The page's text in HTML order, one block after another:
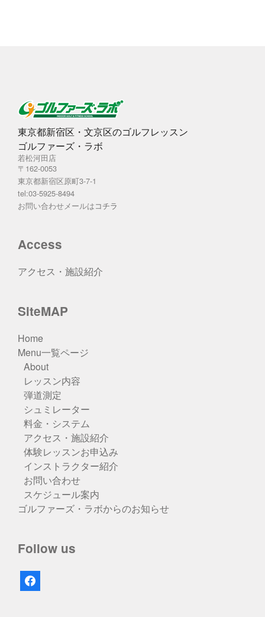
東京都新宿区・文京区のゴルフレッスン
ゴルファーズ・ラボ
若松河田店
〒162-0053
東京都新宿区原町3-7-1
tel:03-5925-8494
お問い合わせメールはコチラ
Access
アクセス・施設紹介
SiteMAP
Home
Menu一覧ページ
About
レッスン内容
弾道測定
シュミレーター
料金・システム
アクセス・施設紹介
体験レッスンお申込み
インストラクター紹介
お問い合わせ
スケジュール案内
ゴルファーズ・ラボからのお知らせ
Follow us
facebook